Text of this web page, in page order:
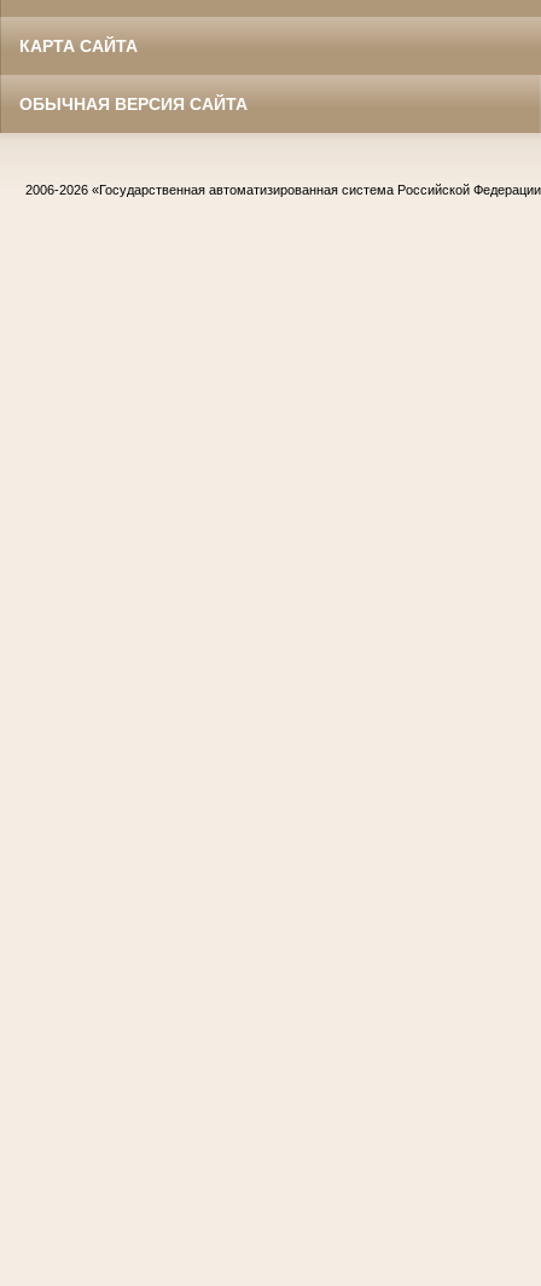
КАРТА САЙТА
ОБЫЧНАЯ ВЕРСИЯ САЙТА
2006-2026 «Государственная автоматизированная система Российской